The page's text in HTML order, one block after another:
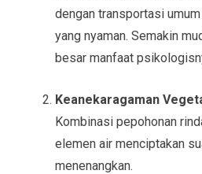
dengan transportasi
yang nyaman. Semakin
besar manfaat
Keanekaragaman
Kombinasi pepohonan
elemen air menciptakan
menenangkan.